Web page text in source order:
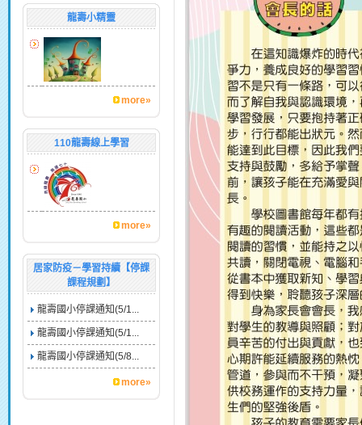
龍壽小精靈
more»
110龍壽線上學習
more»
居家防疫－學習持續【停課
課程規劃】
龍壽國小停課通知(5/1...
龍壽國小停課通知(5/1...
龍壽國小停課通知(5/8...
more»